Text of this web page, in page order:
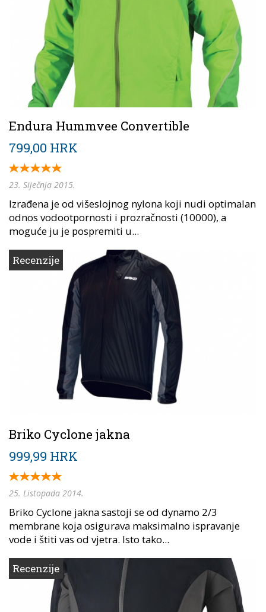
Endura Hummvee Convertible
799,00 HRK
23. Siječnja 2015.
Izrađena je od višeslojnog nylona koji nudi optimalan
odnos vodootpornosti i prozračnosti (10000), a
moguće ju je pospremiti u...
Recenzije
Briko Cyclone jakna
999,99 HRK
25. Listopada 2014.
Briko Cyclone jakna sastoji se od dynamo 2/3
membrane koja osigurava maksimalno ispravanje
vode i štiti vas od vjetra. Isto tako...
Recenzije